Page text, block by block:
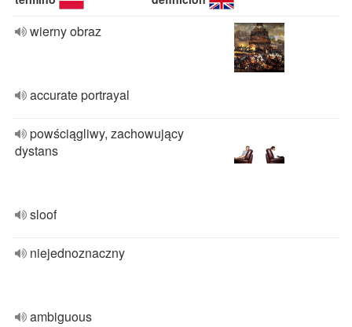
wierny obraz
accurate portrayal
powściągliwy, zachowujący
dystans
sloof
niejednoznaczny
ambiguous